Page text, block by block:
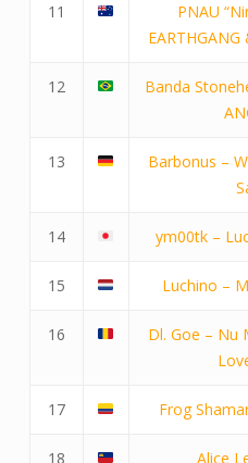
11
PNAU
12
Banda
13
Barbonus –
14 ym00tk –
15 Luchino –
16
Dl. Goe – Nu
17 Frog
18 Alice